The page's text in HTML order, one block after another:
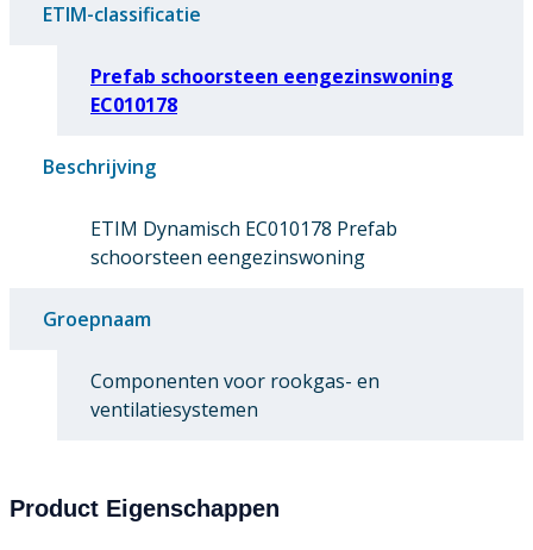
ETIM-classificatie
Prefab schoorsteen eengezinswoning
EC010178
Beschrijving
ETIM Dynamisch EC010178 Prefab
schoorsteen eengezinswoning
Groepnaam
Componenten voor rookgas- en
ventilatiesystemen
Product Eigenschappen